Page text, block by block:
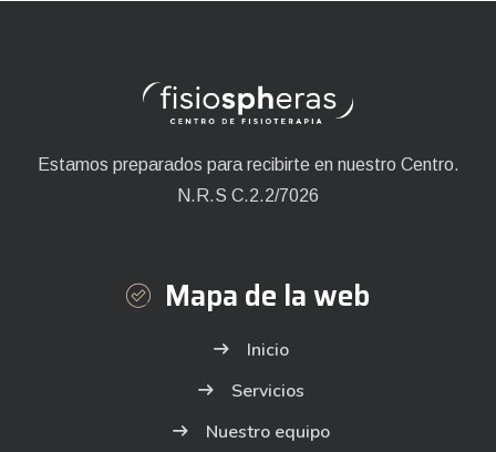
Estamos preparados para recibirte en nuestro Centro.
N.R.S C.2.2/7026
Mapa de la web
Inicio
Servicios
Nuestro equipo